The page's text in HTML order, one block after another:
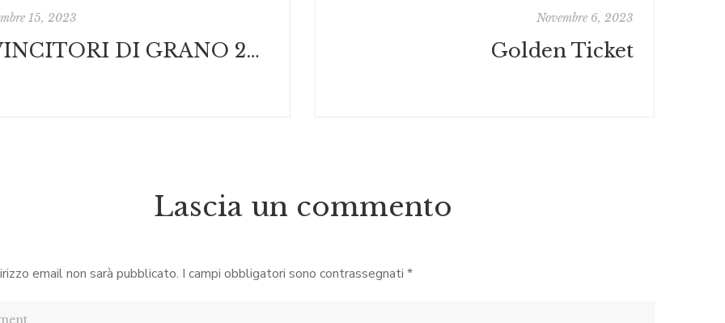
15, 2023
I VINCITORI DI GRANO 2023
Novembre 6, 2023
Golden Ticket
Lascia un commento
email non sarà pubblicato. I campi obbligatori sono contrassegnati *